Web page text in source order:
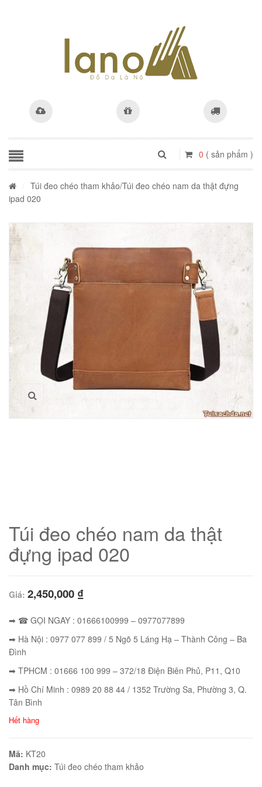
0 ( sản phẩm )
Túi đeo chéo tham khảo/Túi đeo chéo nam da thật đựng
ipad 020
Túi đeo chéo nam da thật
đựng ipad 020
Giá: 2,450,000 ₫
➡ ☎ GỌI NGAY : 01666100999 – 0977077899
➡ Hà Nội : 0977 077 899 / 5 Ngõ 5 Láng Hạ – Thành Công – Ba
Đình
➡ TPHCM : 01666 100 999 – 372/18 Điện Biên Phủ, P11, Q10
➡ Hồ Chí Minh : 0989 20 88 44 / 1352 Trường Sa, Phường 3, Q.
Tân Bình
Hết hàng
Mã: KT20
Danh mục: Túi đeo chéo tham khảo